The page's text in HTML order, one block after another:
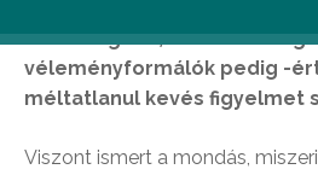
beharangozó, nem kísérte
véleményformálók pedig -
méltatlanul kevés figyelmet
Viszont ismert a mondás,